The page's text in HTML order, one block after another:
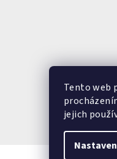
Tento web
jejich